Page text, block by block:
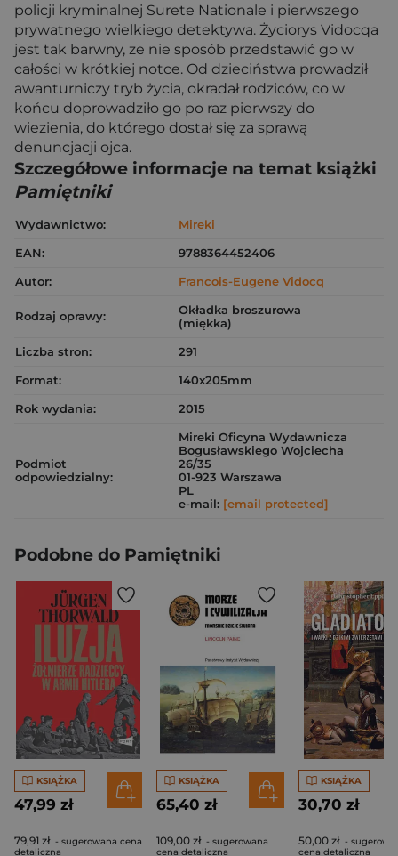
policji kryminalnej Surete Nationale i pierwszego
prywatnego wielkiego detektywa. Życiorys Vidocqa
jest tak barwny, ze nie sposób przedstawić go w
całości w krótkiej notce. Od dzieciństwa prowadził
awanturniczy tryb życia, okradał rodziców, co w
końcu doprowadziło go po raz pierwszy do
wiezienia, do którego dostał się za sprawą
denuncjacji ojca.
Szczegółowe informacje na temat książki
Pamiętniki
Wydawnictwo:
Mireki
EAN:
9788364452406
Autor:
Francois-Eugene Vidocq
Rodzaj oprawy:
Okładka broszurowa
(miękka)
Liczba stron:
291
Format:
140x205mm
Rok wydania:
2015
Podmiot
odpowiedzialny:
Mireki Oficyna Wydawnicza
Bogusławskiego Wojciecha
26/35
01-923 Warszawa
PL
e-mail: [email protected]
Podobne do Pamiętniki
KSIĄŻKA
47,99 zł
79,91 zł - sugerowana cena
detaliczna
KSIĄŻKA
65,40 zł
109,00 zł - sugerowana
cena detaliczna
KSIĄŻKA
30,70 zł
50,00 zł -
cena detaliczna